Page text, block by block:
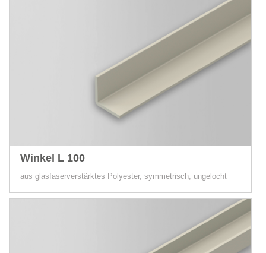
Winkel L 100
aus glasfaserverstärktes Polyester, symmetrisch, ungelocht